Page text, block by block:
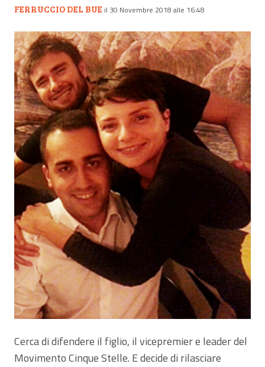
FERRUCCIO DEL BUE il 30 Novembre 2018 alle 16:48
Cerca di difendere il figlio, il vicepremier e leader del
Movimento Cinque Stelle. E decide di rilasciare